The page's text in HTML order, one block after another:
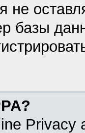
не
базы
Privacy